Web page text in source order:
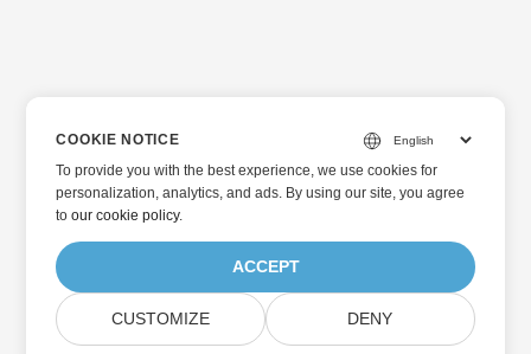
COOKIE NOTICE
To provide you with the best experience, we use cookies for
personalization, analytics, and ads. By using our site, you agree
toour cookie policy.
ACCEPT
CUSTOMIZE DENY